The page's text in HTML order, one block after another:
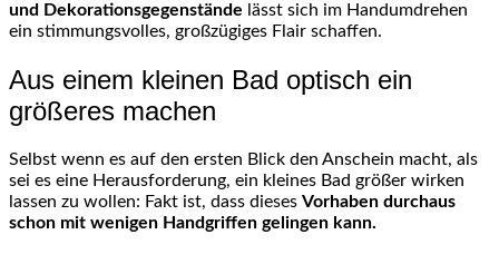
und Dekorationsgegenstände lässt sich im Handumdrehen
ein stimmungsvolles, großzügiges Flair schaffen.
Aus einem kleinen Bad optisch ein
größeres machen
Selbst wenn es auf den ersten Blick den Anschein macht, als
sei es eine Herausforderung, ein kleines Bad größer wirken
lassen zu wollen: Fakt ist, dass dieses Vorhaben durchaus
schon mit wenigen Handgriffen gelingen kann.